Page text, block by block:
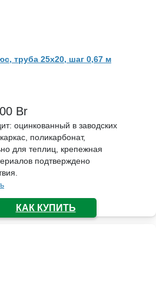
труба 25х20, шаг 0,67 м
Br
оцинкованный в заводских
поликарбонат,
для теплиц, крепежная
подтверждено
КАК КУПИТЬ